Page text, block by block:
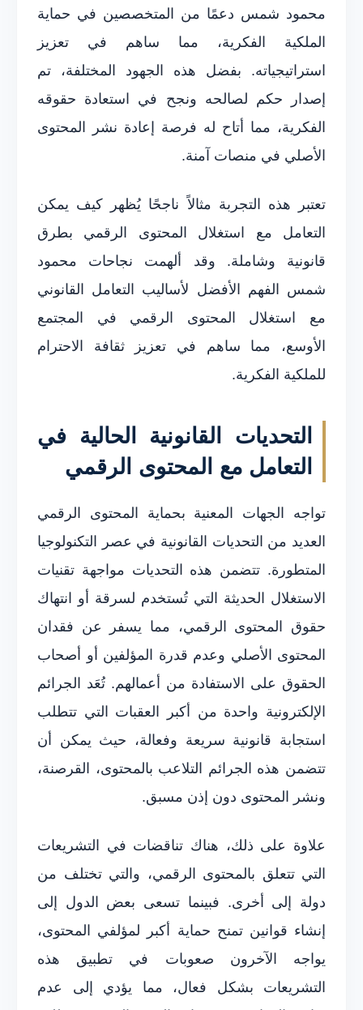
محمود شمس دعمًا من المتخصصين في حماية
الملكية الفكرية، مما ساهم في تعزيز
استراتيجياته. بفضل هذه الجهود المختلفة، تم
إصدار حكم لصالحه ونجح في استعادة حقوقه
الفكرية، مما أتاح له فرصة إعادة نشر المحتوى
الأصلي في منصات آمنة.
تعتبر هذه التجربة مثالاً ناجحًا يُظهر كيف يمكن
التعامل مع استغلال المحتوى الرقمي بطرق
قانونية وشاملة. وقد ألهمت نجاحات محمود
شمس الفهم الأفضل لأساليب التعامل القانوني
مع استغلال المحتوى الرقمي في المجتمع
الأوسع، مما ساهم في تعزيز ثقافة الاحترام
للملكية الفكرية.
التحديات القانونية الحالية في
التعامل مع المحتوى الرقمي
تواجه الجهات المعنية بحماية المحتوى الرقمي
العديد من التحديات القانونية في عصر التكنولوجيا
المتطورة. تتضمن هذه التحديات مواجهة تقنيات
الاستغلال الحديثة التي تُستخدم لسرقة أو انتهاك
حقوق المحتوى الرقمي، مما يسفر عن فقدان
المحتوى الأصلي وعدم قدرة المؤلفين أو أصحاب
الحقوق على الاستفادة من أعمالهم. تُعَد الجرائم
الإلكترونية واحدة من أكبر العقبات التي تتطلب
استجابة قانونية سريعة وفعالة، حيث يمكن أن
تتضمن هذه الجرائم التلاعب بالمحتوى، القرصنة،
ونشر المحتوى دون إذن مسبق.
علاوة على ذلك، هناك تناقضات في التشريعات
التي تتعلق بالمحتوى الرقمي، والتي تختلف من
دولة إلى أخرى. فبينما تسعى بعض الدول إلى
إنشاء قوانين تمنح حماية أكبر لمؤلفي المحتوى،
يواجه الآخرون صعوبات في تطبيق هذه
التشريعات بشكل فعال، مما يؤدي إلى عدم